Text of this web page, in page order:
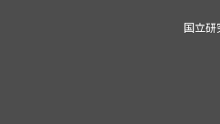
国立